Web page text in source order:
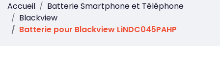
Accueil
Batterie Smartphone et Téléphone
Blackview
Batterie pour Blackview LiNDC045PAHP